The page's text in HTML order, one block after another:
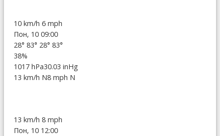
10 km/h 6 mph
Пон, 10 09:00
28° 83° 28° 83°
38%
1017 hPa30.03 inHg
13 km/h N8 mph N
13 km/h 8 mph
Пон, 10 12:00